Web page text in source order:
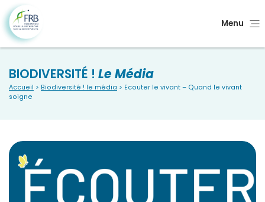
Menu
BIODIVERSITÉ ! Le Média
Accueil > Biodiversité ! le média > Ecouter le vivant – Quand le vivant
soigne